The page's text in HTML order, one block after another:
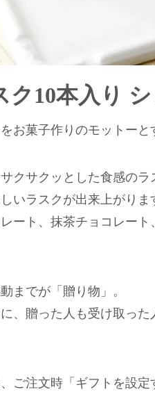
10本入り
お菓子作りのモットーと
クサクッとした食感の
いラスクが出来上がりま
ート、抹茶チョコレー
までが「贈り物」。
、贈った人も受け取った
ご注文時「ギフトを設